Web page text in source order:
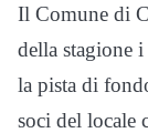
Il Comune di
della stagione
la pista di
soci del locale